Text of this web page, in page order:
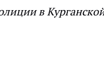
в